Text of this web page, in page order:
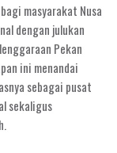
masyarakat Nusa
dengan julukan
Pekan
ini menandai
sebagai pusat
sekaligus